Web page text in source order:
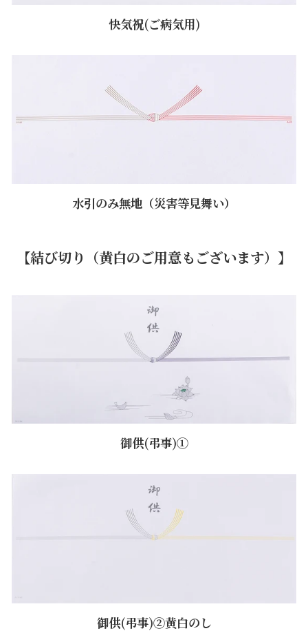
快気祝(ご病気用)
水引のみ無地（災害等見舞い）
【結び切り（黄白のご用意もございます）】
御供(弔事)①
御供(弔事)②黄白のし